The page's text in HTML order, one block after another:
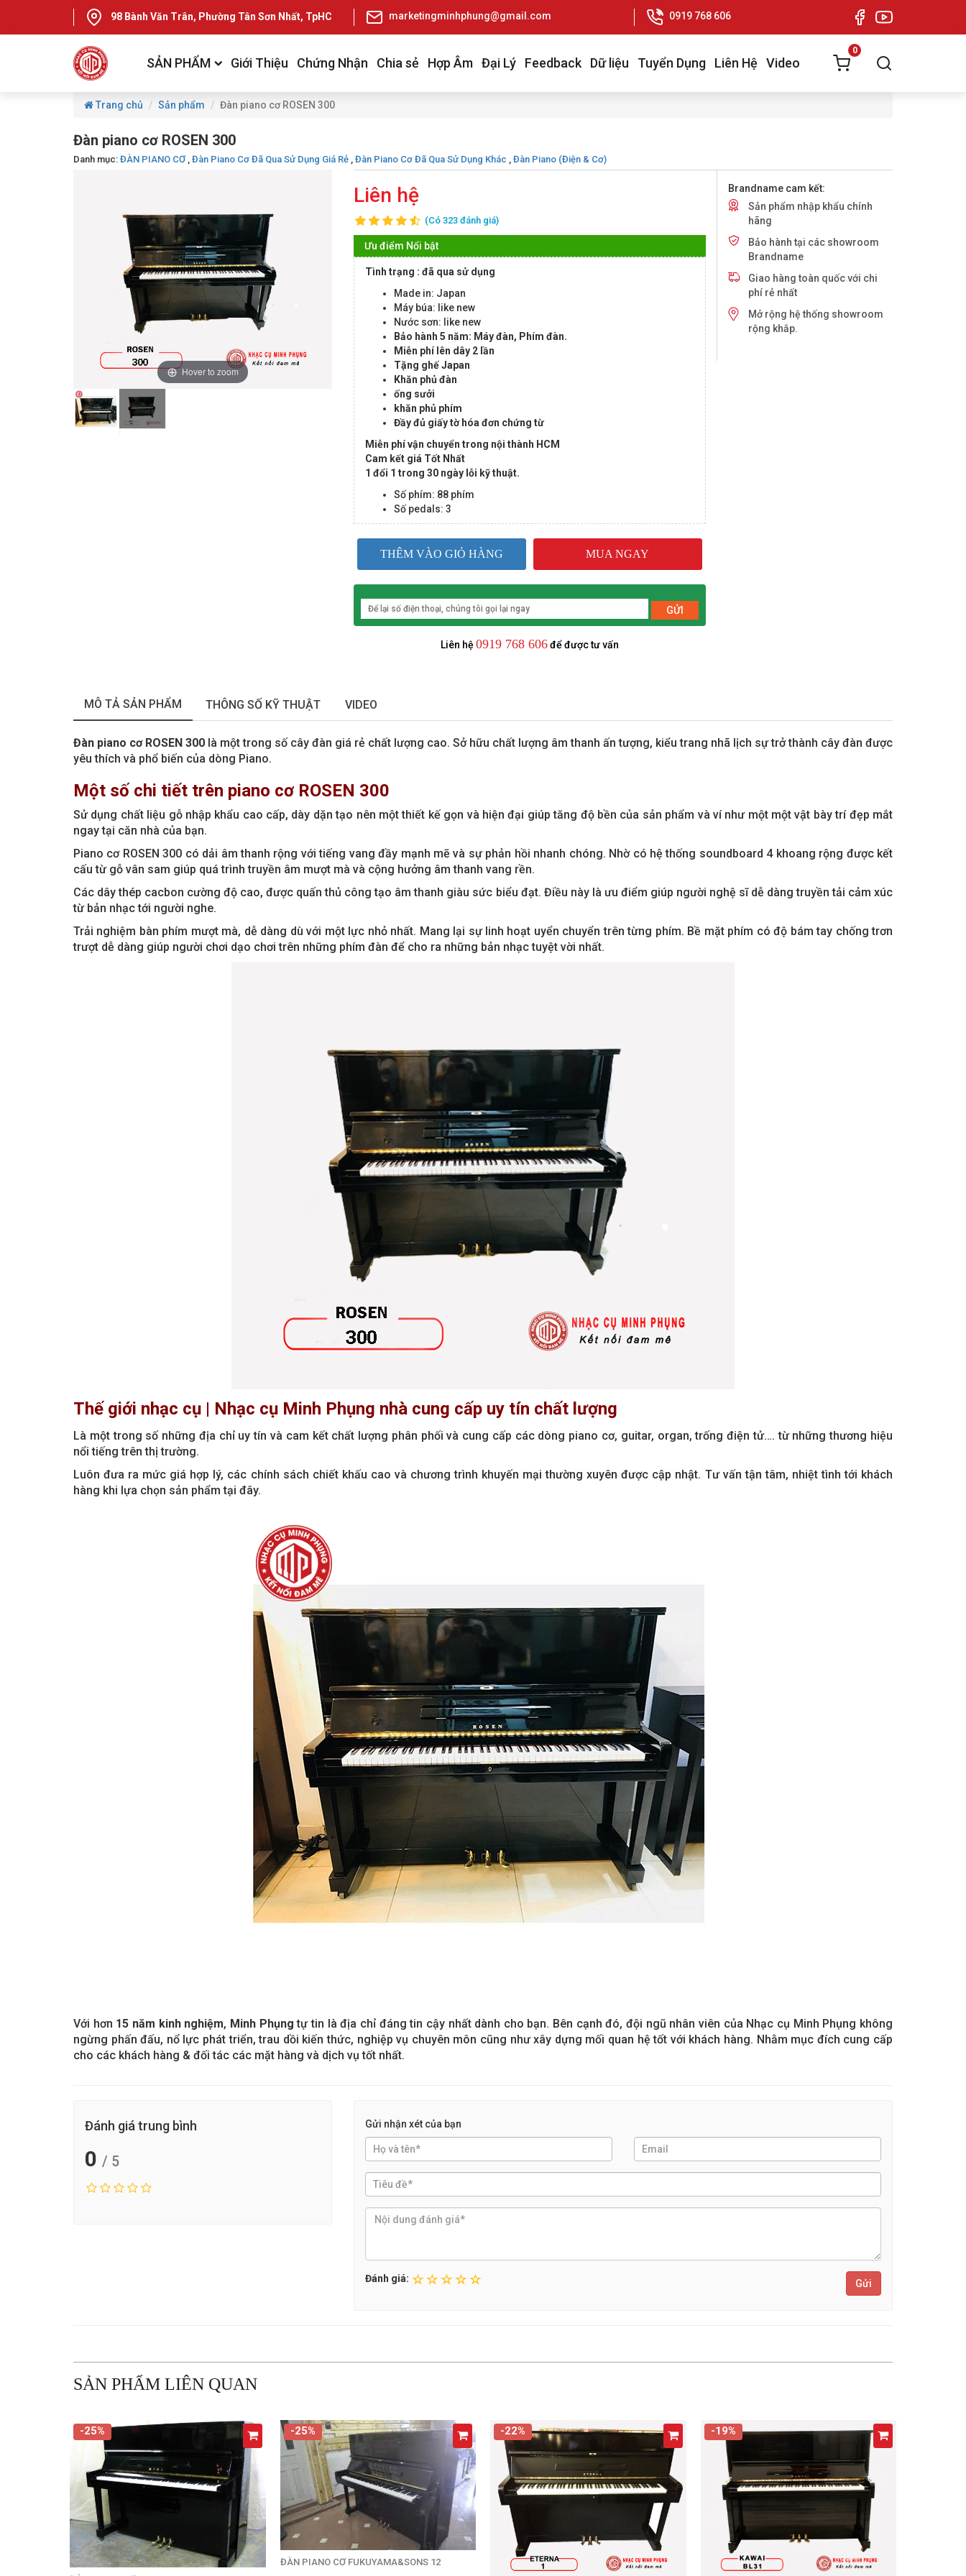
98 Bành Văn Trân, Phường Tân Sơn Nhất, TpHCM marketingminhphung@gmail.com 0919 768 606
SẢN PHẨM Giới Thiệu Chứng Nhận Chia sẻ Hợp Âm Đại Lý Feedback Dữ liệu Tuyển Dụng Liên Hệ Video
0
Trang chủ Sản phẩm Đàn piano cơ ROSEN 300
Đàn piano cơ ROSEN 300
Danh mục: ĐÀN PIANO CƠ, Đàn Piano Cơ Đã Qua Sử Dụng Giá Rẻ , Đàn Piano Cơ Đã Qua Sử Dụng Khác , Đàn Piano (Điện & Cơ)
Hover to zoom
Liên hệ
(Có 323 đánh giá)
Ưu điểm Nổi bật
Tình trạng : đã qua sử dụng
Made in: Japan
Máy búa: like new
Nước sơn: like new
Bảo hành 5 năm: Máy đàn, Phím đàn.
Miễn phí lên dây 2 lần
Tặng ghế Japan
Khăn phủ đàn
ống sưởi
khăn phủ phím
Đầy đủ giấy tờ hóa đơn chứng từ
Miễn phí vận chuyển trong nội thành HCM
Cam kết giá Tốt Nhất
1 đổi 1 trong 30 ngày lỗi kỹ thuật.
Số phím: 88 phím
Số pedals: 3
THÊM VÀO GIỎ HÀNG MUA NGAY
GỬI
Liên hệ 0919 768 606để được tư vấn
Brandname cam kết:
Sản phẩm nhập khẩu chính
hãng
Bảo hành tại các showroom
Brandname
Giao hàng toàn quốc với chi
phí rẻ nhất
Mở rộng hệ thống showroom
rộng khắp.
MÔ TẢ SẢN PHẨM THÔNG SỐ KỸ THUẬT VIDEO
Đàn piano cơ ROSEN 300 là một trong số cây đàn giá rẻ chất lượng cao. Sở hữu chất lượng âm thanh ấn tượng, kiểu trang nhã lịch sự trở thành cây đàn được
yêu thích và phổ biến của dòng Piano.
Một số chi tiết trên piano cơ ROSEN 300
Sử dụng chất liệu gỗ nhập khẩu cao cấp, dày dặn tạo nên một thiết kế gọn và hiện đại giúp tăng độ bền của sản phẩm và ví như một một vật bày trí đẹp mắt
ngay tại căn nhà của bạn.
Piano cơ ROSEN 300 có dải âm thanh rộng với tiếng vang đầy mạnh mẽ và sự phản hồi nhanh chóng. Nhờ có hệ thống soundboard 4 khoang rộng được kết
cấu từ gỗ vân sam giúp quá trình truyền âm mượt mà và cộng hưởng âm thanh vang rền.
Các dây thép cacbon cường độ cao, được quấn thủ công tạo âm thanh giàu sức biểu đạt. Điều này là ưu điểm giúp người nghệ sĩ dễ dàng truyền tải cảm xúc
từ bản nhạc tới người nghe.
Trải nghiệm bàn phím mượt mà, dễ dàng dù với một lực nhỏ nhất. Mang lại sự linh hoạt uyển chuyển trên từng phím. Bề mặt phím có độ bám tay chống trơn
trượt dễ dàng giúp người chơi dạo chơi trên những phím đàn để cho ra những bản nhạc tuyệt vời nhất.
Thế giới nhạc cụ | Nhạc cụ Minh Phụng nhà cung cấp uy tín chất lượng
Là một trong số những địa chỉ uy tín và cam kết chất lượng phân phối và cung cấp các dòng piano cơ, guitar, organ, trống điện tử…. từ những thương hiệu
nổi tiếng trên thị trường.
Luôn đưa ra mức giá hợp lý, các chính sách chiết khấu cao và chương trình khuyến mại thường xuyên được cập nhật. Tư vấn tận tâm, nhiệt tình tới khách
hàng khi lựa chọn sản phẩm tại đây.
Với hơn 15 năm kinh nghiệm, Minh Phụng tự tin là địa chỉ đáng tin cậy nhất dành cho bạn. Bên cạnh đó, đội ngũ nhân viên của Nhạc cụ Minh Phụng không
ngừng phấn đấu, nổ lực phát triển, trau dồi kiến thức, nghiệp vụ chuyên môn cũng như xây dựng mối quan hệ tốt với khách hàng. Nhằm mục đích cung cấp
cho các khách hàng & đối tác các mặt hàng và dịch vụ tốt nhất.
Đánh giá trung bình
0 / 5
Gửi nhận xét của bạn
Đánh giá: Gửi
SẢN PHẨM LIÊN QUAN
-25% -25%
ĐÀN PIANO CƠ FUKUYAMA&SONS 12
-22% -19%